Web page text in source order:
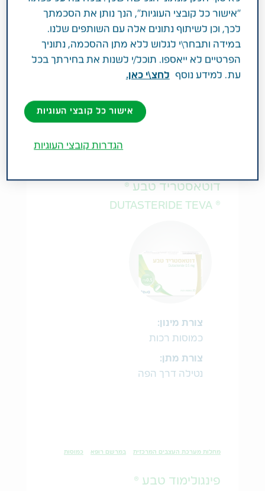
צורת מינון:
SOLUTION FOR INJECTION
צורת מתן:
I.M
דוטאסטריד טבע ®
® DUTASTERIDE TEVA
צורת מינון:
כמוסות רכות
צורת מתן:
נטילה דרך הפה
מחלות מערכת העצבים המרכזית במרשם רופא כמוסות
פינגולימוד טבע ®
"אישור כל קובצי העוגיות", הנך נותן את הסכמתך
לכך, וכן לשיתוף נתונים אלה עם השותפים שלנו.
במידה ותבחר\י לגלוש ללא מתן ההסכמה, נתוניך
הפרטיים לא ייאספו. תוכל/י לשנות את בחירתך בכל
עת. למידע נוסף
לחצ\י כאן.
אישור כל קובצי העוגיות
הגדרות קובצי העוגיות